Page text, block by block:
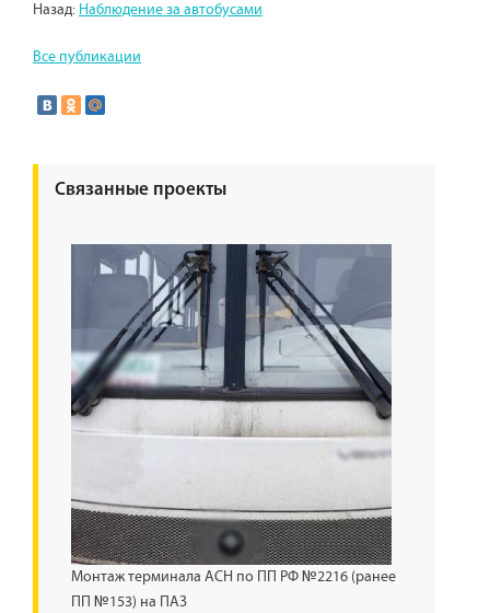
Назад: Наблюдение за автобусами
Все публикации
Связанные проекты
Монтаж терминала АСН по ПП РФ №2216 (ранее
ПП №153) на ПАЗ